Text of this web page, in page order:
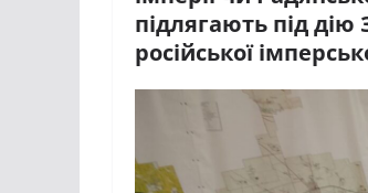
підлягають під
російської